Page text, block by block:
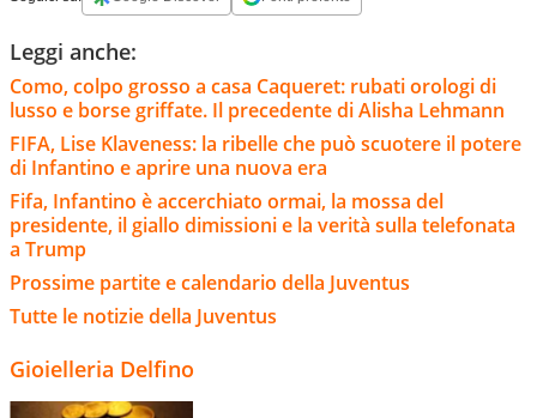
Leggi anche:
Como, colpo grosso a casa Caqueret: rubati orologi di
lusso e borse griffate. Il precedente di Alisha Lehmann
FIFA, Lise Klaveness: la ribelle che può scuotere il potere
di Infantino e aprire una nuova era
Fifa, Infantino è accerchiato ormai, la mossa del
presidente, il giallo dimissioni e la verità sulla telefonata
a Trump
Prossime partite e calendario della Juventus
Tutte le notizie della Juventus
Gioielleria Delfino